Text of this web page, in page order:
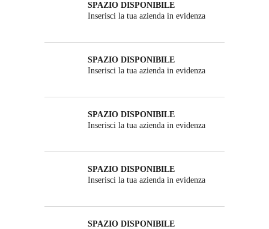
SPAZIO DISPONIBILE
Inserisci la tua azienda in evidenza
SPAZIO DISPONIBILE
Inserisci la tua azienda in evidenza
SPAZIO DISPONIBILE
Inserisci la tua azienda in evidenza
SPAZIO DISPONIBILE
Inserisci la tua azienda in evidenza
SPAZIO DISPONIBILE